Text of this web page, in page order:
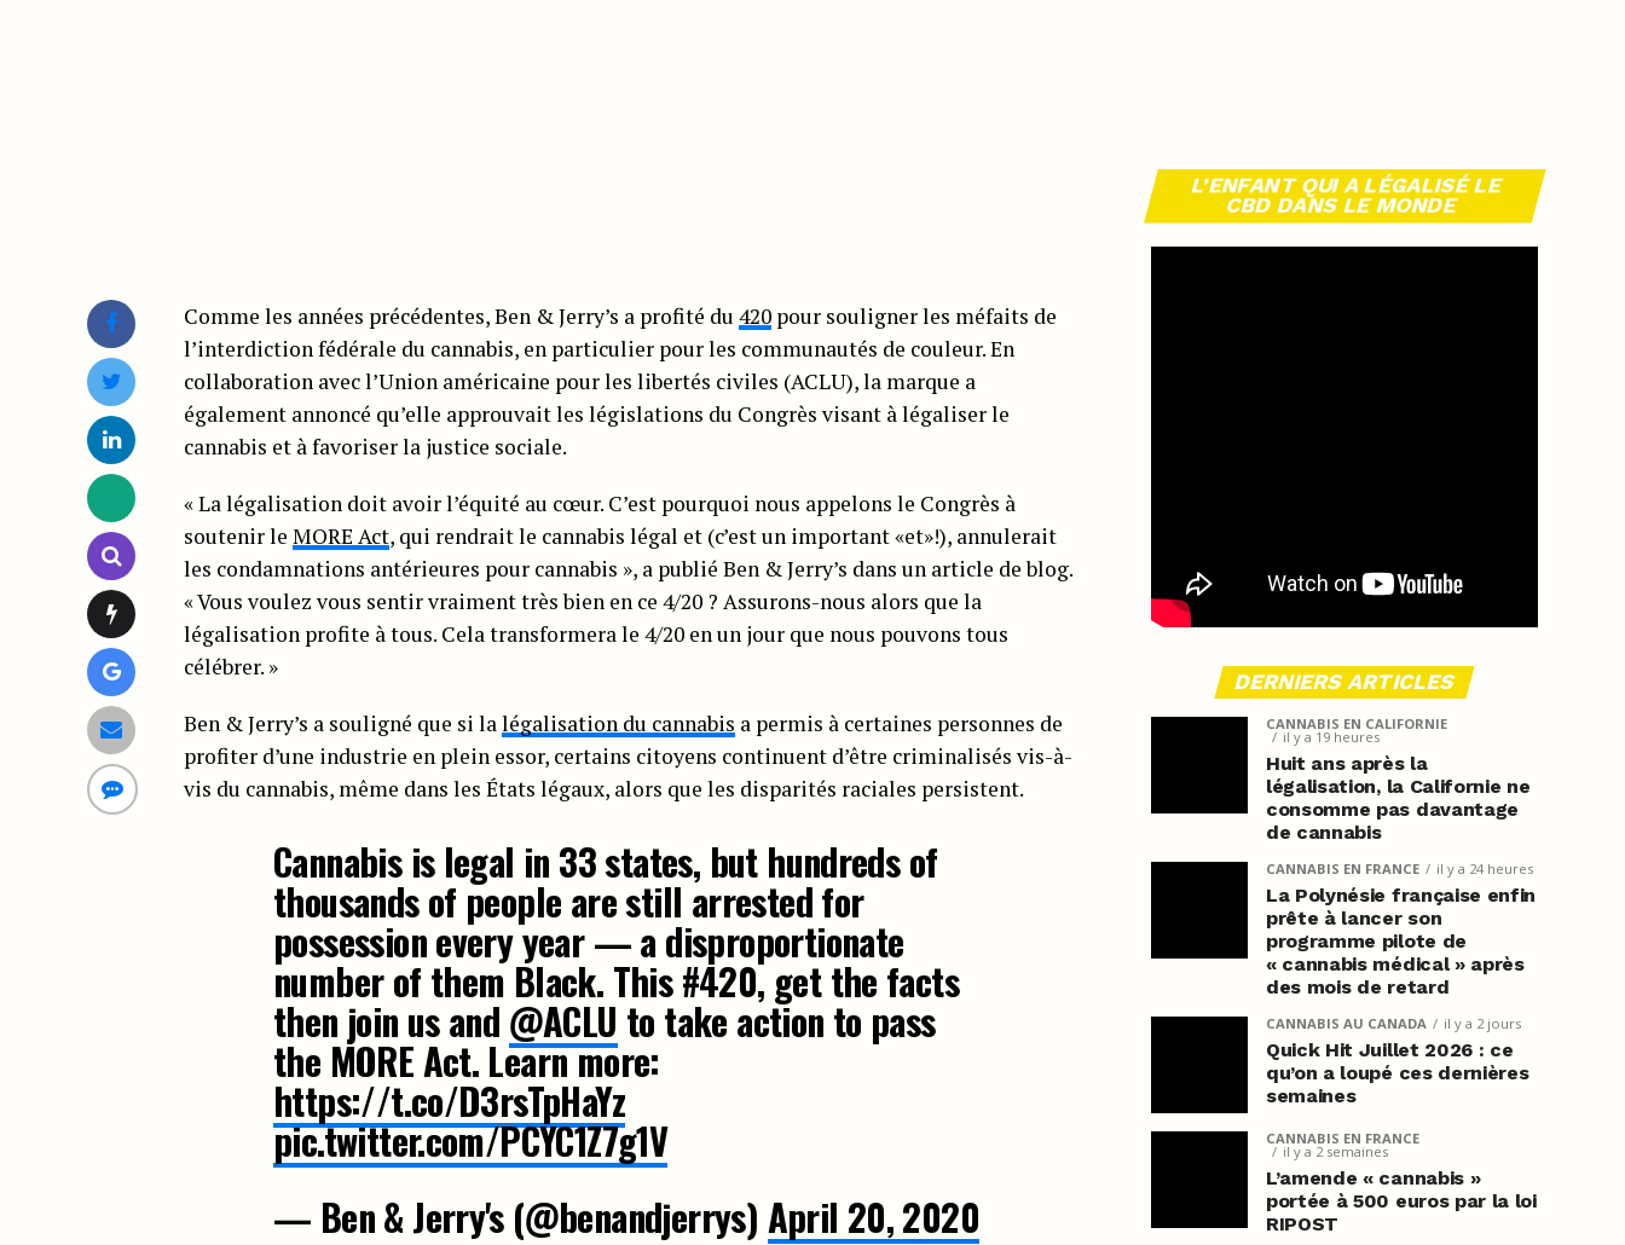
Comme les années précédentes, Ben & Jerry’s a profité du 420 pour souligner les méfaits de
l’interdiction fédérale du cannabis, en particulier pour les communautés de couleur. En
collaboration avec l’Union américaine pour les libertés civiles (ACLU), la marque a
également annoncé qu’elle approuvait les législations du Congrès visant à légaliser le
cannabis et à favoriser la justice sociale.
« La légalisation doit avoir l’équité au cœur. C’est pourquoi nous appelons le Congrès à
soutenir le MORE Act, qui rendrait le cannabis légal et (c’est un important «et»!), annulerait
les condamnations antérieures pour cannabis », a publié Ben & Jerry’s dans un article de blog.
« Vous voulez vous sentir vraiment très bien en ce 4/20 ? Assurons-nous alors que la
légalisation profite à tous. Cela transformera le 4/20 en un jour que nous pouvons tous
célébrer. »
Ben & Jerry’s a souligné que si lalégalisation du cannabis a permis à certaines personnes de
profiter d’une industrie en plein essor, certains citoyens continuent d’être criminalisés vis-à-
vis du cannabis, même dans les États légaux, alors que les disparités raciales persistent.
Cannabis is legal in 33 states, but hundreds of
thousands of people are still arrested for
possession every year — a disproportionate
number of them Black. This #420, get the facts
then join us and @ACLU to take action to pass
the MORE Act. Learn more:
https://t.co/D3rsTpHaYz
pic.twitter.com/PCYC1Z7g1V
— Ben & Jerry's (@benandjerrys) April 20, 2020
L’ENFANT QUI A LÉGALISÉ LE
CBD DANS LE MONDE
DERNIERS ARTICLES
CANNABIS EN CALIFORNIE
il y a 19 heures
Huit ans après la
légalisation, la Californie ne
consomme pas davantage
de cannabis
CANNABIS EN FRANCE il y a 24 heures
La Polynésie française enfin
prête à lancer son
programme pilote de
« cannabis médical » après
des mois de retard
CANNABIS AU CANADA il y a 2 jours
Quick Hit Juillet 2026 : ce
qu’on a loupé ces dernières
semaines
CANNABIS EN FRANCE
il y a 2 semaines
L’amende « cannabis »
portée à 500 euros par la loi
RIPOST